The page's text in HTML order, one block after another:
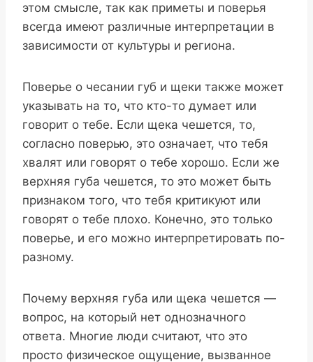
этом смысле, так как приметы и поверья
всегда имеют различные интерпретации в
зависимости от культуры и региона.
Поверье о чесании губ и щеки также может
указывать на то, что кто-то думает или
говорит о тебе. Если щека чешется, то,
согласно поверью, это означает, что тебя
хвалят или говорят о тебе хорошо. Если же
верхняя губа чешется, то это может быть
признаком того, что тебя критикуют или
говорят о тебе плохо. Конечно, это только
поверье, и его можно интерпретировать по-
разному.
Почему верхняя губа или щека чешется —
вопрос, на который нет однозначного
ответа. Многие люди считают, что это
просто физическое ощущение, вызванное